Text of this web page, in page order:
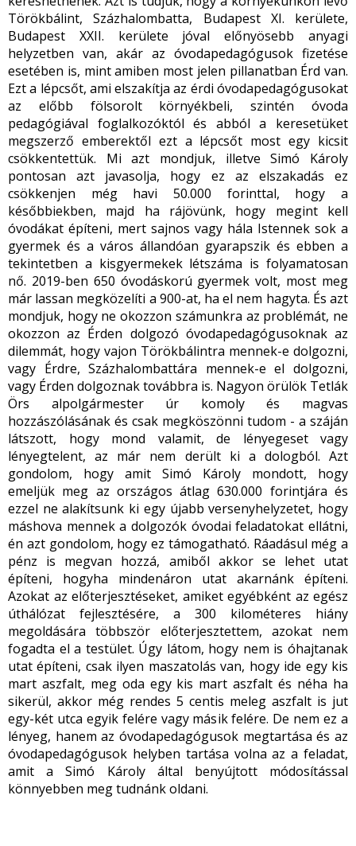
Törökbálint, Százhalombatta, Budapest XI. kerülete,
Budapest XXII. kerülete jóval előnyösebb anyagi
helyzetben van, akár az óvodapedagógusok fizetése
esetében is, mint amiben most jelen pillanatban Érd van.
Ezt a lépcsőt, ami elszakítja az érdi óvodapedagógusokat
az előbb fölsorolt környékbeli, szintén óvoda
pedagógiával foglalkozóktól és abból a keresetüket
megszerző emberektől ezt a lépcsőt most egy kicsit
csökkentettük. Mi azt mondjuk, illetve Simó Károly
pontosan azt javasolja, hogy ez az elszakadás ez
csökkenjen még havi 50.000 forinttal, hogy a
későbbiekben, majd ha rájövünk, hogy megint kell
óvodákat építeni, mert sajnos vagy hála Istennek sok a
gyermek és a város állandóan gyarapszik és ebben a
tekintetben a kisgyermekek létszáma is folyamatosan
nő. 2019-ben 650 óvodáskorú gyermek volt, most meg
már lassan megközelíti a 900-at, ha el nem hagyta. És azt
mondjuk, hogy ne okozzon számunkra az problémát, ne
okozzon az Érden dolgozó óvodapedagógusoknak az
dilemmát, hogy vajon Törökbálintra mennek-e dolgozni,
vagy Érdre, Százhalombattára mennek-e el dolgozni,
vagy Érden dolgoznak továbbra is. Nagyon örülök Tetlák
Örs alpolgármester úr komoly és magvas
hozzászólásának és csak megköszönni tudom - a száján
látszott, hogy mond valamit, de lényegeset vagy
lényegtelent, az már nem derült ki a dologból. Azt
gondolom, hogy amit Simó Károly mondott, hogy
emeljük meg az országos átlag 630.000 forintjára és
ezzel ne alakítsunk ki egy újabb versenyhelyzetet, hogy
máshova mennek a dolgozók óvodai feladatokat ellátni,
én azt gondolom, hogy ez támogatható. Ráadásul még a
pénz is megvan hozzá, amiből akkor se lehet utat
építeni, hogyha mindenáron utat akarnánk építeni.
Azokat az előterjesztéseket, amiket egyébként az egész
úthálózat fejlesztésére, a 300 kilométeres hiány
megoldására többször előterjesztettem, azokat nem
fogadta el a testület. Úgy látom, hogy nem is óhajtanak
utat építeni, csak ilyen maszatolás van, hogy ide egy kis
mart aszfalt, meg oda egy kis mart aszfalt és néha ha
sikerül, akkor még rendes 5 centis meleg aszfalt is jut
egy-két utca egyik felére vagy másik felére. De nem ez a
lényeg, hanem az óvodapedagógusok megtartása és az
óvodapedagógusok helyben tartása volna az a feladat,
amit a Simó Károly által benyújtott módosítással
könnyebben meg tudnánk oldani.